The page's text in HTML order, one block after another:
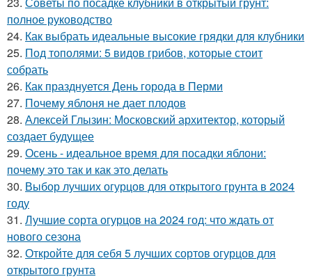
полное руководство
24. Как выбрать идеальные высокие грядки для клубники
25. Под тополями: 5 видов грибов, которые стоит
собрать
26. Как празднуется День города в Перми
27. Почему яблоня не дает плодов
28. Алексей Глызин: Московский архитектор, который
создает будущее
29. Осень - идеальное время для посадки яблони:
почему это так и как это делать
30. Выбор лучших огурцов для открытого грунта в 2024
году
31. Лучшие сорта огурцов на 2024 год: что ждать от
нового сезона
32. Откройте для себя 5 лучших сортов огурцов для
открытого грунта